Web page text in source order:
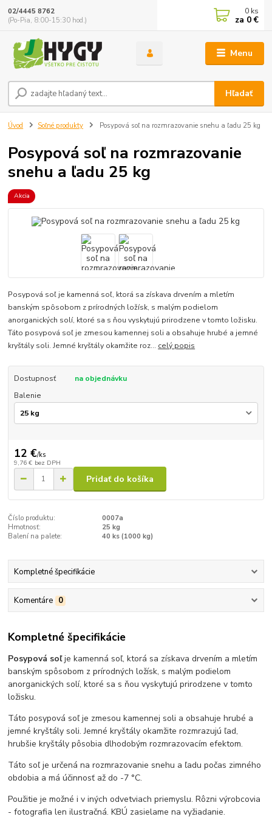
Menu
Hľadať
02/4445 8762
(Po-Pia, 8:00-15:30 hod.)
0 ks
za 0 €
Úvod Soľné produkty Posypová soľ na rozmrazovanie snehu a ľadu 25 kg
Posypová soľ na rozmrazovanie
snehu a ľadu 25 kg
Akcia
Posypová soľ je kamenná soľ, ktorá sa získava drvením a mletím
banským spôsobom z prírodných ložísk, s malým podielom
anorganických solí, ktoré sa s ňou vyskytujú prirodzene v tomto ložisku.
Táto posypová soľ je zmesou kamennej soli a obsahuje hrubé a jemné
kryštály soli. Jemné kryštály okamžite roz... celý popis
Dostupnosť
na objednávku
Balenie
12 €/ks
9,76 € bez DPH
Pridať do košíka
Číslo produktu:
0007a
Hmotnosť:
25 kg
Balení na palete:
40 ks (1000 kg)
Kompletné špecifikácie
Komentáre 0
Kompletné špecifikácie
Posypová soľje kamenná soľ, ktorá sa získava drvením a mletím
banským spôsobom z prírodných ložísk, s malým podielom
anorganických solí, ktoré sa s ňou vyskytujú prirodzene v tomto
ložisku.
Táto posypová soľ je zmesou kamennej soli a obsahuje hrubé a
jemné kryštály soli. Jemné kryštály okamžite rozmrazujú ľad,
hrubšie kryštály pôsobia dlhodobým rozmrazovacím efektom.
Táto soľ je určená na rozmrazovanie snehu a ľadu počas zimného
obdobia a má účinnosť až do -7 °C.
Použitie je možné i v iných odvetviach priemyslu. Rôzni výrobcovia
- fotografia len ilustračná. KBÚ zasielame na vyžiadanie.